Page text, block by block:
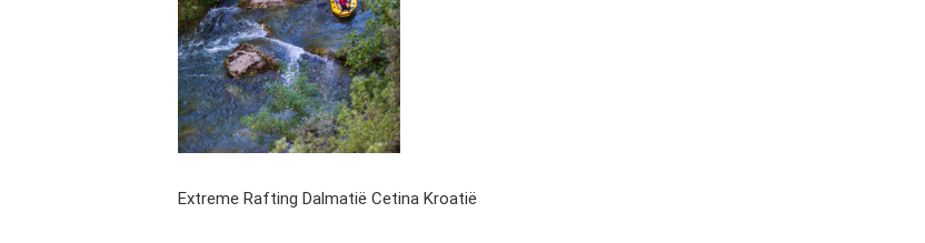
Extreme Rafting Dalmatië Cetina Kroatië